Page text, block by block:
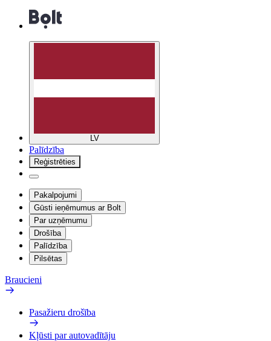
LV
Palīdzība
Reģistrēties
Pakalpojumi
Gūsti ieņēmumus ar Bolt
Par uzņēmumu
Drošība
Palīdzība
Pilsētas
Braucieni
Pasažieru drošība
Kļūsti par autovadītāju